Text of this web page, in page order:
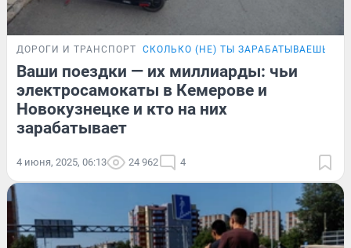
ДОРОГИ И ТРАНСПОРТ СКОЛЬКО (НЕ) ТЫ ЗАРАБАТЫВАЕШЬ
Ваши поездки — их миллиарды: чьи
электросамокаты в Кемерове и
Новокузнецке и кто на них
зарабатывает
4 июня, 2025, 06:13 24 962 4